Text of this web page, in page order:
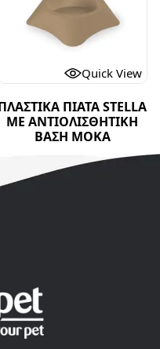
Quick View
ΠΙΑΤΑ STELLA
ΜΕ ΑΝΤΙΟΛΙΣΘΗΤΙΚΗ
ΒΑΣΗ ΜΟΚΑ